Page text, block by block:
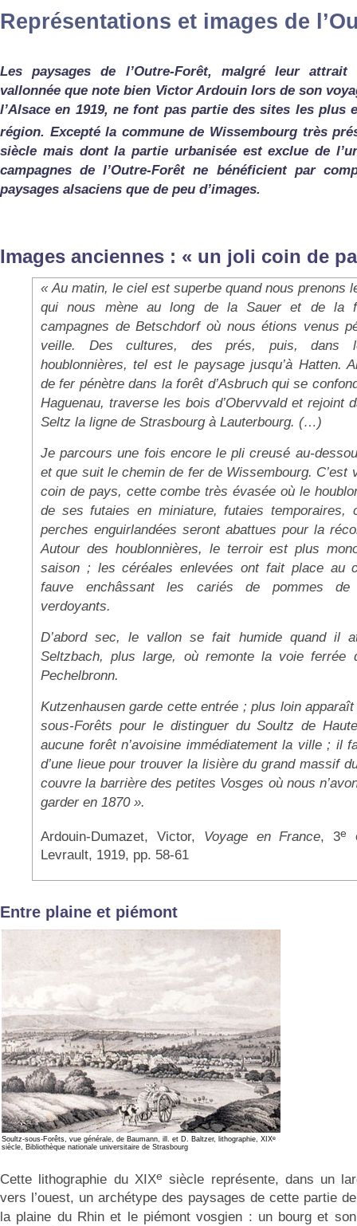
Représentations et images de
Les paysages de l’Outre-Forêt, malgré leur attrait
vallonnée que note bien Victor Ardouin lors de son
l’Alsace en 1919, ne font pas partie des sites les plus
région. Excepté la commune de Wissembourg très
siècle mais dont la partie urbanisée est exclue de
campagnes de l’Outre-Forêt ne bénéficient par
paysages alsaciens que de peu d’images.
Images anciennes : « un joli coin de
« Au matin, le ciel est superbe quand nous prenons
qui nous mène au long de la Sauer et de la
campagnes de Betschdorf où nous étions venus
veille. Des cultures, des prés, puis, dans
houblonnières, tel est le paysage jusqu’à Hatten.
de fer pénètre dans la forêt d’Asbruch qui se
Haguenau, traverse les bois d’Obervvald et rejoint
Seltz la ligne de Strasbourg à Lauterbourg. (…)
Je parcours une fois encore le pli creusé au-
et que suit le chemin de fer de Wissembourg. C’est
coin de pays, cette combe très évasée où le
de ses futaies en miniature, futaies temporaires,
perches enguirlandées seront abattues pour la
Autour des houblonnières, le terroir est plus
saison ; les céréales enlevées ont fait place au
fauve enchâssant les cariés de pommes de
verdoyants.
D’abord sec, le vallon se fait humide quand il
Seltzbach, plus large, où remonte la voie ferrée
Pechelbronn.
Kutzenhausen garde cette entrée ; plus loin
sous-Forêts pour le distinguer du Soultz de
aucune forêt n’avoisine immédiatement la ville ; il
d’une lieue pour trouver la lisière du grand massif
couvre la barrière des petites Vosges où nous
garder en 1870 ».
Ardouin-Dumazet, Victor, Voyage en France, 3e
Levrault, 1919, pp. 58-61
Entre plaine et piémont
Soultz-sous-Forêts, vue générale, de Baumann, ill. et D. Baltzer, lithographie, XIXe
siècle, Bibliothèque nationale universitaire de Strasbourg
Cette lithographie du XIXe siècle représente, dans un
vers l’ouest, un archétype des paysages de cette partie
la plaine du Rhin et le piémont vosgien : un bourg et